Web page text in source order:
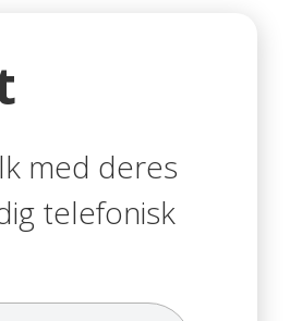
med deres
telefonisk